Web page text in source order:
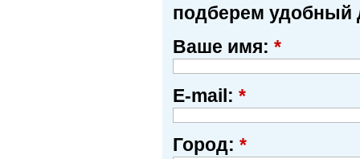
подберем удобный
Ваше имя: *
E-mail: *
Город: *